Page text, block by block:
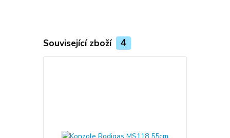
Související zboží 4